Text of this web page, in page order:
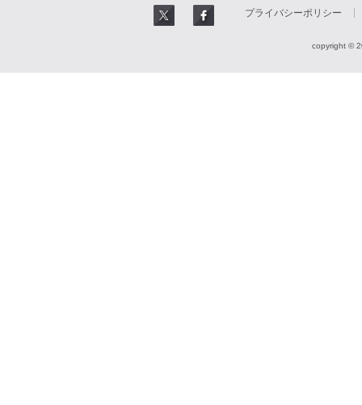
プライバシーポリシー
copyright ©